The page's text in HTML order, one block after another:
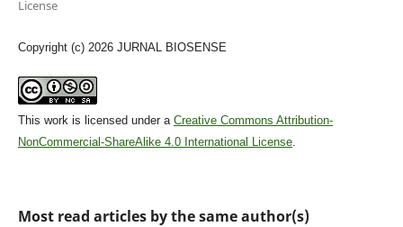
License
Copyright (c) 2026 JURNAL BIOSENSE
This work is licensed under a Creative Commons Attribution-
NonCommercial-ShareAlike 4.0 International License.
Most read articles by the same author(s)